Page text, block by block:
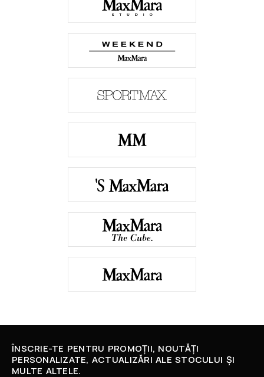
ÎNSCRIE-TE PENTRU PROMOȚII, NOUTĂȚI
PERSONALIZATE, ACTUALIZĂRI ALE STOCULUI ȘI
MULTE ALTELE.